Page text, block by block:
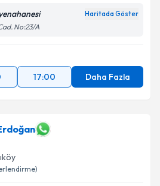
Haritada Göster
No:23/A
17:00 Daha Fazla